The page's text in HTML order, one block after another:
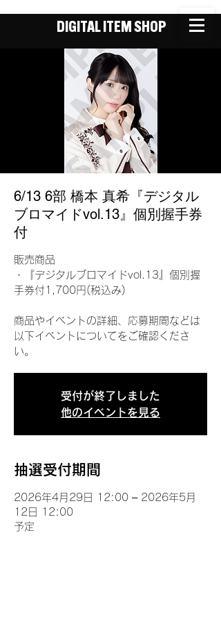
DIGITAL ITEM SHOP
6/13 6部 橋本 真希『デジタル
ブロマイドvol.13』個別握手券
付
販売商品
・『デジタルブロマイドvol.13』個別握
手券付1,700円(税込み)
商品やイベントの詳細、応募期間などは
以下イベントについてをご確認くださ
い。
受付が終了しました
他のイベントを見る
抽選受付期間
2026年4月29日 12:00 – 2026年5月
12日 12:00
予定